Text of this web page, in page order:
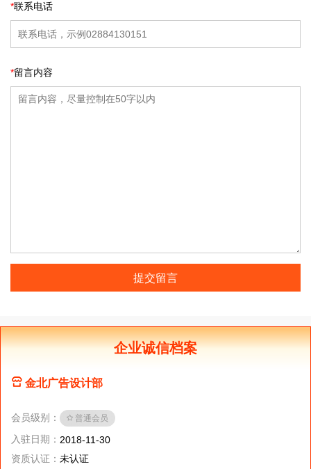
*联系电话
*留言内容
提交留言
企业诚信档案
金北广告设计部
会员级别： 普通会员
入驻日期： 2018-11-30
资质认证： 未认证